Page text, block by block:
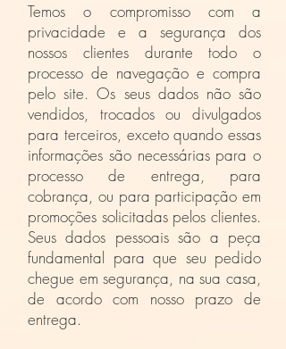
Temos o compromisso com a
privacidade e a segurança dos
nossos clientes durante todo o
processo de navegação e compra
pelo site. Os seus dados não são
vendidos, trocados ou divulgados
para terceiros, exceto quando essas
informações são necessárias para o
processo de entrega, para
cobrança, ou para participação em
promoções solicitadas pelos clientes.
Seus dados pessoais são a peça
fundamental para que seu pedido
chegue em segurança, na sua casa,
de acordo com nosso prazo de
entrega.